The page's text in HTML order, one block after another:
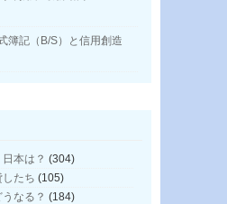
記（B/S）と信用創造
本は？ (304)
たち (105)
なる？ (184)